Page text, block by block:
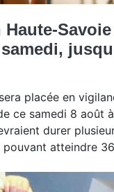
Haute-
placée en
ce samedi 8 août
durer
atteindre